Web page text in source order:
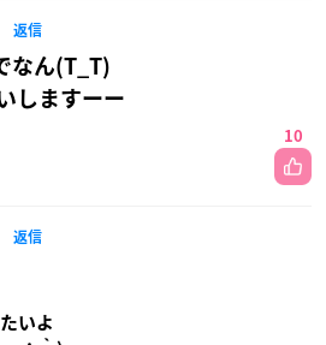
返信
なん(T_T)
しますーー
10
返信
いよ